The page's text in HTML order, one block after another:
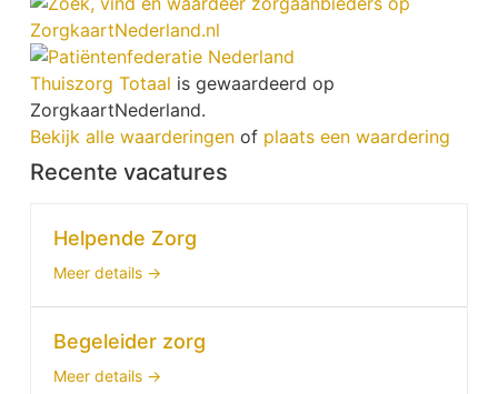
Thuiszorg Totaal is gewaardeerd op
ZorgkaartNederland.
Bekijk alle waarderingenof plaats een waardering
Recente vacatures
Helpende Zorg
Meer details
Begeleider zorg
Meer details